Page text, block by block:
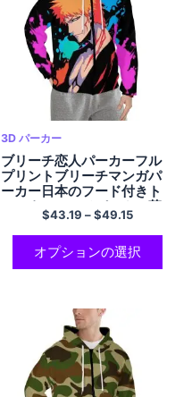
3D パーカー
ブリーチ恋人パーカーフル
プリントブリーチマンガパ
ーカー日本のフード付きト
レーナーアニメパーカー落
書きパーカー大人の快適な
ポリエステルジップアップ
パーカーポケット付き
$43.19 –$49.15
オプションの選択